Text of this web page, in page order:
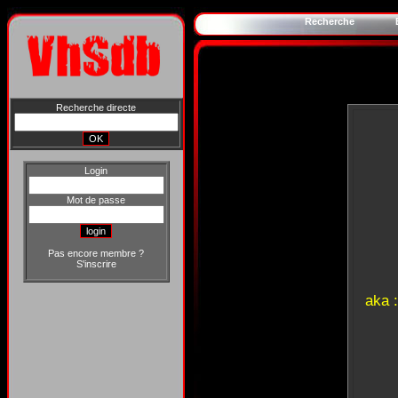
Recherche directe
Login
Mot de passe
Pas encore membre ?
S'inscrire
Recherche
aka